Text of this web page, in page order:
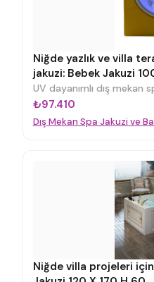
Niğde yazlık ve villa
jakuzi: Bebek Jakuzi
UV dayanımlı dış
₺97.410
Dış Mekan Spa Jakuzi ve
Niğde villa projeleri